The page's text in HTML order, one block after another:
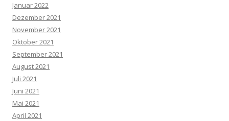
Januar 2022
Dezember 2021
November 2021
Oktober 2021
September 2021
August 2021
Juli 2021
Juni 2021
Mai 2021
April 2021